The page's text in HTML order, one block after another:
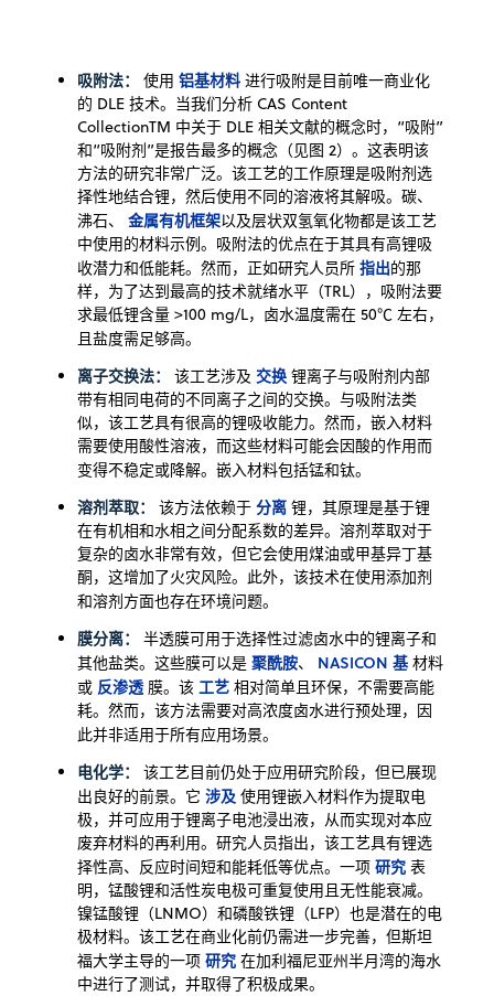
吸附法： 使用 铝基材料 进行吸附是目前唯一商业化
的 DLE 技术。当我们分析 CAS Content
CollectionTM 中关于 DLE 相关文献的概念时，“吸附”
和“吸附剂”是报告最多的概念（见图 2）。这表明该
方法的研究非常广泛。该工艺的工作原理是吸附剂选
择性地结合锂，然后使用不同的溶液将其解吸。碳、
沸石、 金属有机框架以及层状双氢氧化物都是该工艺
中使用的材料示例。吸附法的优点在于其具有高锂吸
收潜力和低能耗。然而，正如研究人员所 指出的那
样，为了达到最高的技术就绪水平（TRL），吸附法要
求最低锂含量 >100 mg/L，卤水温度需在 50℃ 左右，
且盐度需足够高。
离子交换法： 该工艺涉及 交换 锂离子与吸附剂内部
带有相同电荷的不同离子之间的交换。与吸附法类
似，该工艺具有很高的锂吸收能力。然而，嵌入材料
需要使用酸性溶液，而这些材料可能会因酸的作用而
变得不稳定或降解。嵌入材料包括锰和钛。
溶剂萃取： 该方法依赖于 分离 锂，其原理是基于锂
在有机相和水相之间分配系数的差异。溶剂萃取对于
复杂的卤水非常有效，但它会使用煤油或甲基异丁基
酮，这增加了火灾风险。此外，该技术在使用添加剂
和溶剂方面也存在环境问题。
膜分离：
半透膜可用于选择性过滤卤水中的锂离子和
其他盐类。这些膜可以是 聚酰胺、 NASICON 基材料
或 反渗透膜。该 工艺 相对简单且环保，不需要高能
耗。然而，该方法需要对高浓度卤水进行预处理，因
此并非适用于所有应用场景。
电化学：
该工艺目前仍处于应用研究阶段，但已展现
出良好的前景。它 涉及 使用锂嵌入材料作为提取电
极，并可应用于锂离子电池浸出液，从而实现对本应
废弃材料的再利用。研究人员指出，该工艺具有锂选
择性高、反应时间短和能耗低等优点。一项 研究 表
明，锰酸锂和活性炭电极可重复使用且无性能衰减。
镍锰酸锂（LNMO）和磷酸铁锂（LFP）也是潜在的电
极材料。该工艺在商业化前仍需进一步完善，但斯坦
福大学主导的一项 研究 在加利福尼亚州半月湾的海水
中进行了测试，并取得了积极成果。